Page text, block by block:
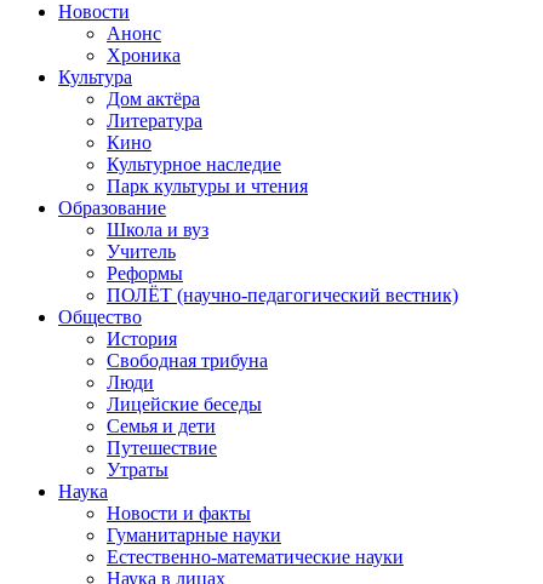
Новости
Анонс
Хроника
Культура
Дом актёра
Литература
Кино
Культурное наследие
Парк культуры и чтения
Образование
Школа и вуз
Учитель
Реформы
ПОЛЁТ (научно-педагогический вестник)
Общество
История
Свободная трибуна
Люди
Лицейские беседы
Семья и дети
Путешествие
Утраты
Наука
Новости и факты
Гуманитарные науки
Естественно-математические науки
Наука в лицах